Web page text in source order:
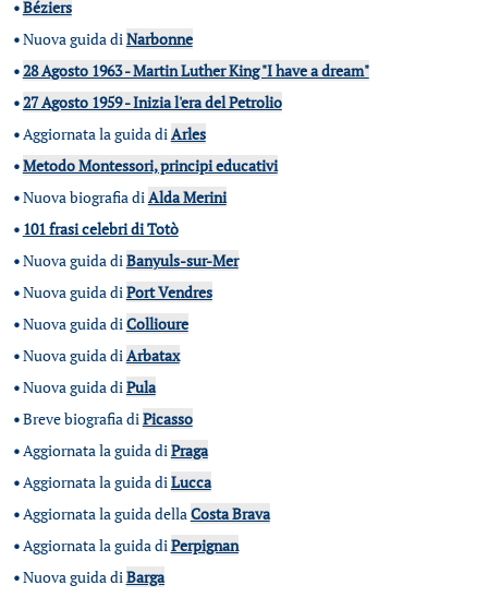
•Béziers
•Nuova guida diNarbonne
•28 Agosto 1963 - Martin Luther King "I have a dream"
•27 Agosto 1959 - Inizia l'era del Petrolio
•Aggiornata la guida diArles
•Metodo Montessori, principi educativi
•Nuova biografia diAlda Merini
• 101 frasi celebri di Totò
•Nuova guida diBanyuls-sur-Mer
•Nuova guida diPort Vendres
•Nuova guida diCollioure
•Nuova guida diArbatax
•Nuova guida diPula
•Breve biografia diPicasso
•Aggiornata la guida diPraga
•Aggiornata la guida diLucca
•Aggiornata la guida dellaCosta Brava
•Aggiornata la guida diPerpignan
•Nuova guida diBarga